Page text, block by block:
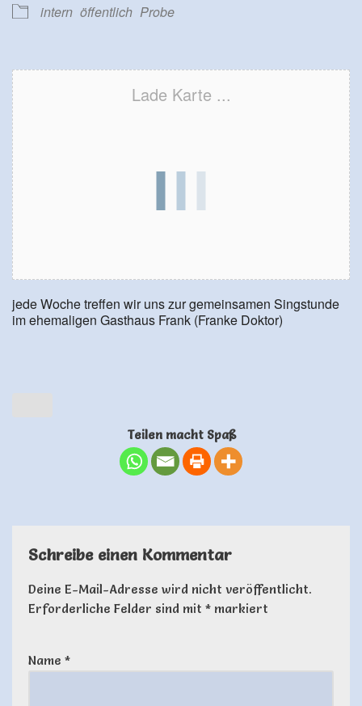
intern öffentlich Probe
Lade Karte ...
jede Woche treffen wir uns zur gemeinsamen Singstunde
im ehemaligen Gasthaus Frank (Franke Doktor)
Teilen macht Spaß
Schreibe einen Kommentar
Deine E-Mail-Adresse wird nicht veröffentlicht.
Erforderliche Felder sind mit * markiert
Name *